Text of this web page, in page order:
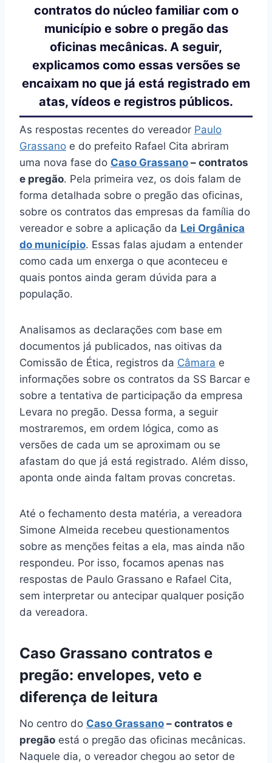
contratos do núcleo familiar com o
município e sobre o pregão das
oficinas mecânicas. A seguir,
explicamos como essas versões se
encaixam no que já está registrado em
atas, vídeos e registros públicos.
As respostas recentes do vereador Paulo
Grassano e do prefeito Rafael Cita abriram
uma nova fase do Caso Grassano – contratos
e pregão. Pela primeira vez, os dois falam de
forma detalhada sobre o pregão das oficinas,
sobre os contratos das empresas da família do
vereador e sobre a aplicação da Lei Orgânica
do município. Essas falas ajudam a entender
como cada um enxerga o que aconteceu e
quais pontos ainda geram dúvida para a
população.
Analisamos as declarações com base em
documentos já publicados, nas oitivas da
Comissão de Ética, registros da Câmara e
informações sobre os contratos da SS Barcar e
sobre a tentativa de participação da empresa
Levara no pregão. Dessa forma, a seguir
mostraremos, em ordem lógica, como as
versões de cada um se aproximam ou se
afastam do que já está registrado. Além disso,
aponta onde ainda faltam provas concretas.
Até o fechamento desta matéria, a vereadora
Simone Almeida recebeu questionamentos
sobre as menções feitas a ela, mas ainda não
respondeu. Por isso, focamos apenas nas
respostas de Paulo Grassano e Rafael Cita,
sem interpretar ou antecipar qualquer posição
da vereadora.
Caso Grassano contratos e
pregão: envelopes, veto e
diferença de leitura
No centro do Caso Grassano – contratos e
pregão está o pregão das oficinas mecânicas.
Naquele dia, o vereador chegou ao setor de